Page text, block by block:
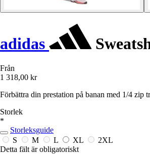
adidas
Från
1 318,00 kr
Förbättra din prestation på banan med 1/4 zip
Storlek
*
Storleksguide
S
M L XL
2XL
Detta fält är obligatoriskt